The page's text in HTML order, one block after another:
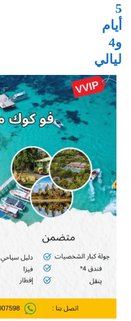
5
أيام
و4
ليالي